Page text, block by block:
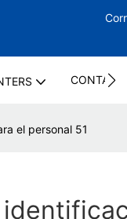
CONTACT
el personal 51